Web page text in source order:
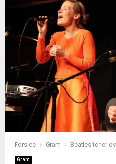
Forside Gram Beatles toner
Gram